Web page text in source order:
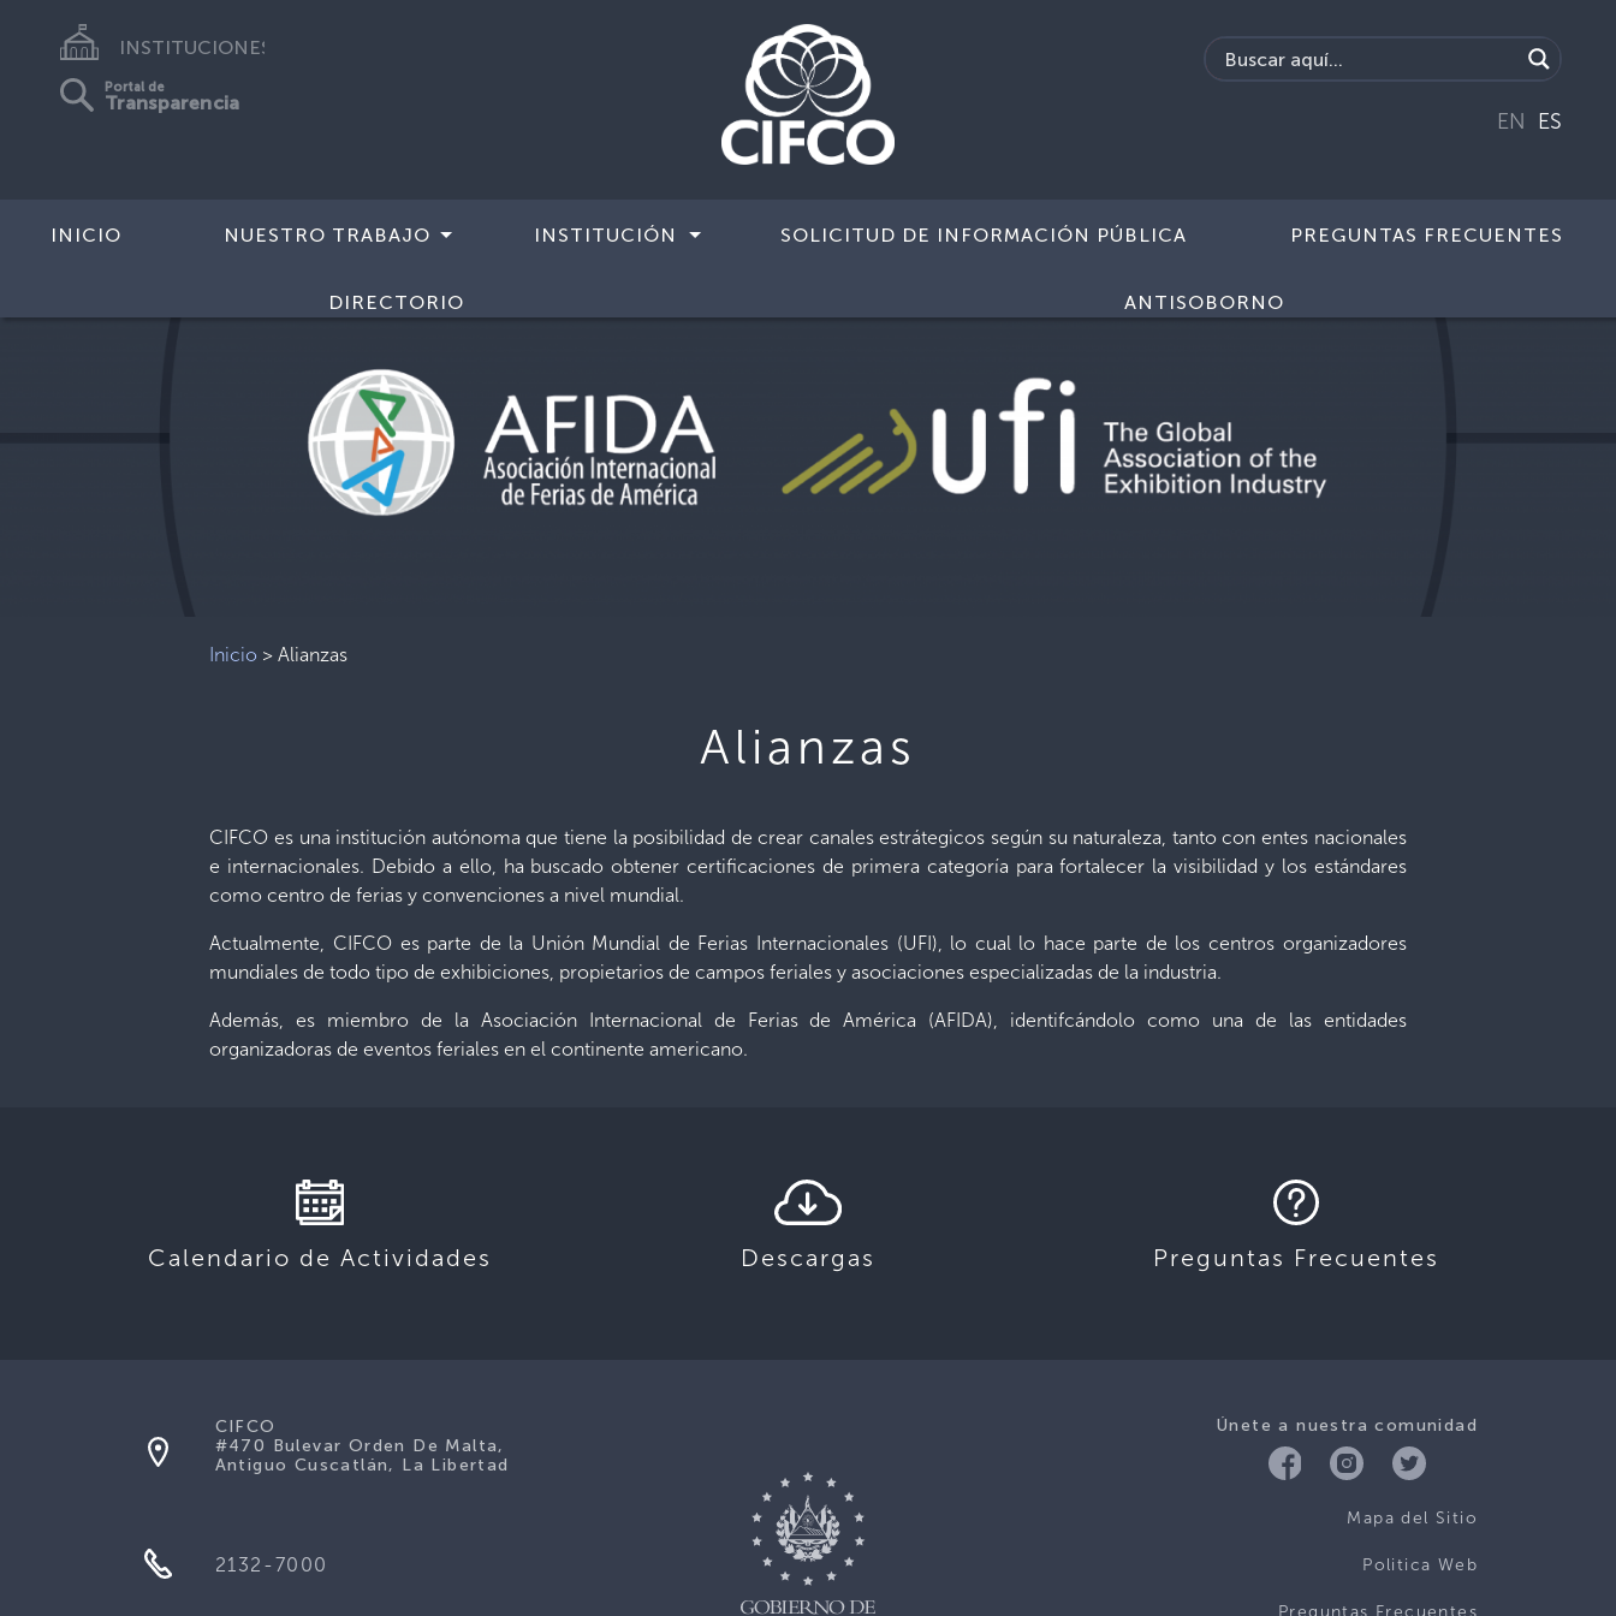
INSTITUCIONES
Portal de
Transparencia
EN ES
INICIO NUESTRO TRABAJO INSTITUCIÓN SOLICITUD DE INFORMACIÓN PÚBLICA PREGUNTAS FRECUENTES
DIRECTORIO ANTISOBORNO
Inicio >Alianzas
Alianzas
CIFCO es una institución autónoma que tiene la posibilidad de crear canales estrátegicos según su naturaleza, tanto con entes nacionales
e internacionales. Debido a ello, ha buscado obtener certificaciones de primera categoría para fortalecer la visibilidad y los estándares
como centro de ferias y convenciones a nivel mundial.
Actualmente, CIFCO es parte de la Unión Mundial de Ferias Internacionales (UFI), lo cual lo hace parte de los centros organizadores
mundiales de todo tipo de exhibiciones, propietarios de campos feriales y asociaciones especializadas de la industria.
Además, es miembro de la Asociación Internacional de Ferias de América (AFIDA), identifcándolo como una de las entidades
organizadoras de eventos feriales en el continente americano.
Calendario de Actividades Descargas Preguntas Frecuentes
Únete a nuestra comunidad
Mapa del Sitio
Politica Web
CIFCO
#470 Bulevar Orden De Malta,
Antiguo Cuscatlán, La Libertad
2132-7000